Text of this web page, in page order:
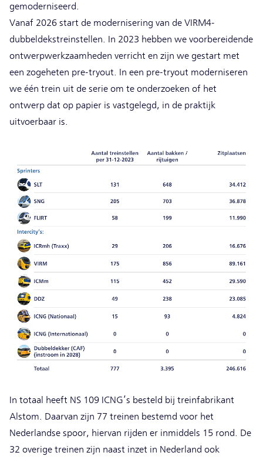
gemoderniseerd.
Vanaf 2026 start de modernisering van de VIRM4-
dubbeldekstreinstellen. In 2023 hebben we voorbereidende
ontwerpwerkzaamheden verricht en zijn we gestart met
een zogeheten pre-tryout. In een pre-tryout moderniseren
we één trein uit de serie om te onderzoeken of het
ontwerp dat op papier is vastgelegd, in de praktijk
uitvoerbaar is.
In totaal heeft NS 109 ICNG’s besteld bij treinfabrikant
Alstom. Daarvan zijn 77 treinen bestemd voor het
Nederlandse spoor, hiervan rijden er inmiddels 15 rond. De
32 overige treinen zijn naast inzet in Nederland ook